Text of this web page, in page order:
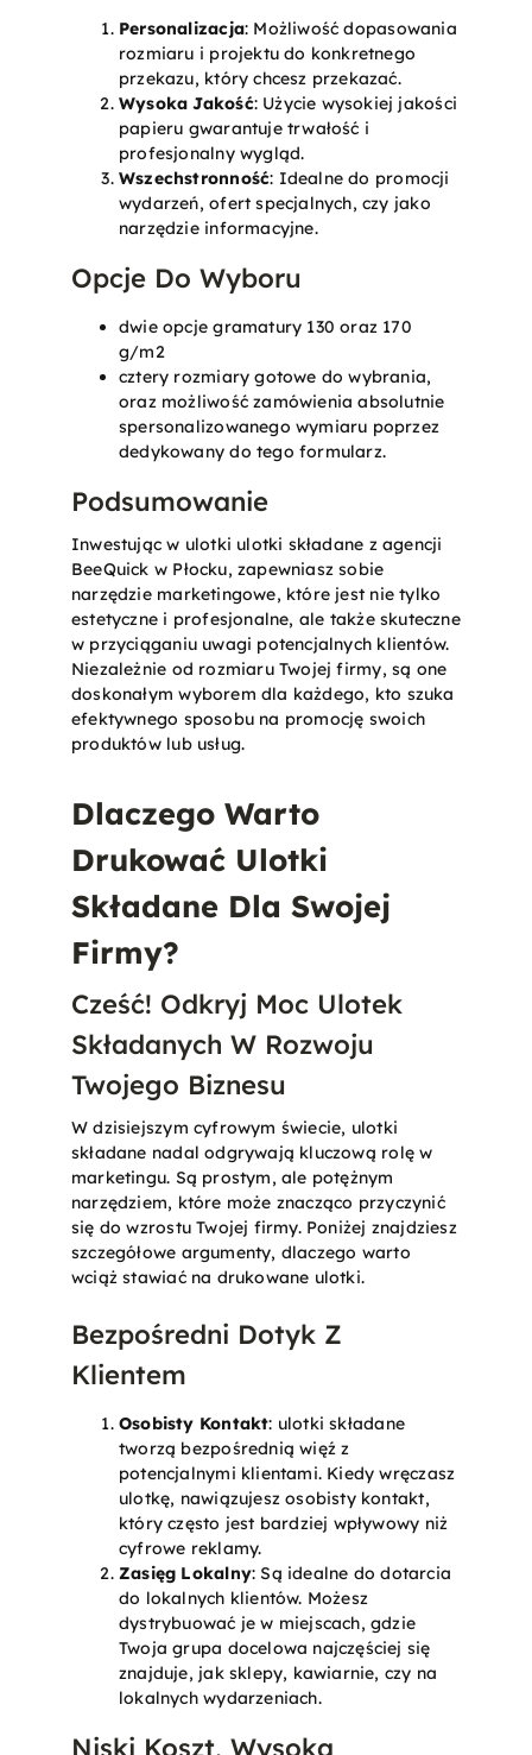
Personalizacja: Możliwość dopasowania
rozmiaru i projektu do konkretnego
przekazu, który chcesz przekazać.
Wysoka Jakość: Użycie wysokiej jakości
papieru gwarantuje trwałość i
profesjonalny wygląd.
Wszechstronność: Idealne do promocji
wydarzeń, ofert specjalnych, czy jako
narzędzie informacyjne.
Opcje Do Wyboru
dwie opcje gramatury 130 oraz 170
g/m2
cztery rozmiary gotowe do wybrania,
oraz możliwość zamówienia absolutnie
spersonalizowanego wymiaru poprzez
dedykowany do tego formularz.
Podsumowanie
Inwestując w ulotki ulotki składane z agencji
BeeQuick w Płocku, zapewniasz sobie
narzędzie marketingowe, które jest nie tylko
estetyczne i profesjonalne, ale także skuteczne
w przyciąganiu uwagi potencjalnych klientów.
Niezależnie od rozmiaru Twojej firmy, są one
doskonałym wyborem dla każdego, kto szuka
efektywnego sposobu na promocję swoich
produktów lub usług​.
Dlaczego Warto
Drukować Ulotki
Składane Dla Swojej
Firmy?
Cześć! Odkryj Moc Ulotek
Składanych W Rozwoju
Twojego Biznesu
W dzisiejszym cyfrowym świecie, ulotki
składane nadal odgrywają kluczową rolę w
marketingu. Są prostym, ale potężnym
narzędziem, które może znacząco przyczynić
się do wzrostu Twojej firmy. Poniżej znajdziesz
szczegółowe argumenty, dlaczego warto
wciąż stawiać na drukowane ulotki.
Bezpośredni Dotyk Z
Klientem
Osobisty Kontakt: ulotki składane
tworzą bezpośrednią więź z
potencjalnymi klientami. Kiedy wręczasz
ulotkę, nawiązujesz osobisty kontakt,
który często jest bardziej wpływowy niż
cyfrowe reklamy.
Zasięg Lokalny: Są idealne do dotarcia
do lokalnych klientów. Możesz
dystrybuować je w miejscach, gdzie
Twoja grupa docelowa najczęściej się
znajduje, jak sklepy, kawiarnie, czy na
lokalnych wydarzeniach.
Niski Koszt, Wysoka